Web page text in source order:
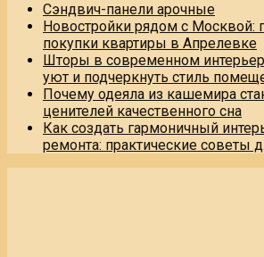
Сэндвич-панели арочные
Новостройки рядом с Москвой:
покупки квартиры в Апрелевке
Шторы в современном
уют и подчеркнуть стиль
Почему одеяла из кашемира
ценителей качественного сна
Как создать гармоничный
ремонта: практические советы